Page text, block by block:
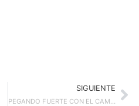
SIGUIENTE